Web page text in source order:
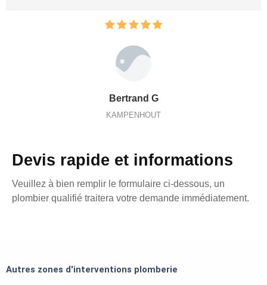
Bertrand G
KAMPENHOUT
Devis rapide et informations
Veuillez à bien remplir le formulaire ci-dessous, un
plombier qualifié traitera votre demande immédiatement.
Autres zones d'interventions plomberie